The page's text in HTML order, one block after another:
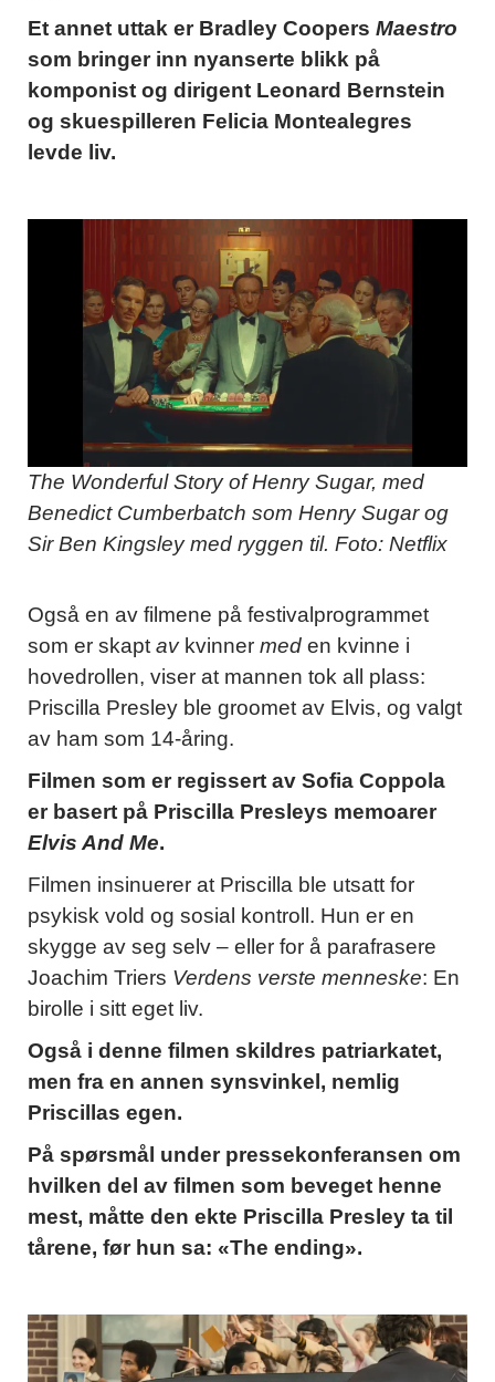
Et annet uttak er Bradley Coopers Maestro
som bringer inn nyanserte blikk på
komponist og dirigent Leonard Bernstein
og skuespilleren Felicia Montealegres
levde liv.
The Wonderful Story of Henry Sugar, med
Benedict Cumberbatch som Henry Sugar og
Sir Ben Kingsley med ryggen til. Foto: Netflix
Også en av filmene på festivalprogrammet
som er skapt avkvinner med en kvinne i
hovedrollen, viser at mannen tok all plass:
Priscilla Presley ble groomet av Elvis, og valgt
av ham som 14-åring.
Filmen som er regissert av Sofia Coppola
er basert på Priscilla Presleys memoarer
Elvis And Me.
Filmen insinuerer at Priscilla ble utsatt for
psykisk vold og sosial kontroll. Hun er en
skygge av seg selv – eller for å parafrasere
Joachim Triers Verdens verste menneske: En
birolle i sitt eget liv.
Også i denne filmen skildres patriarkatet,
men fra en annen synsvinkel, nemlig
Priscillas egen.
På spørsmål under pressekonferansen om
hvilken del av filmen som beveget henne
mest, måtte den ekte Priscilla Presley ta til
tårene, før hun sa: «The ending».